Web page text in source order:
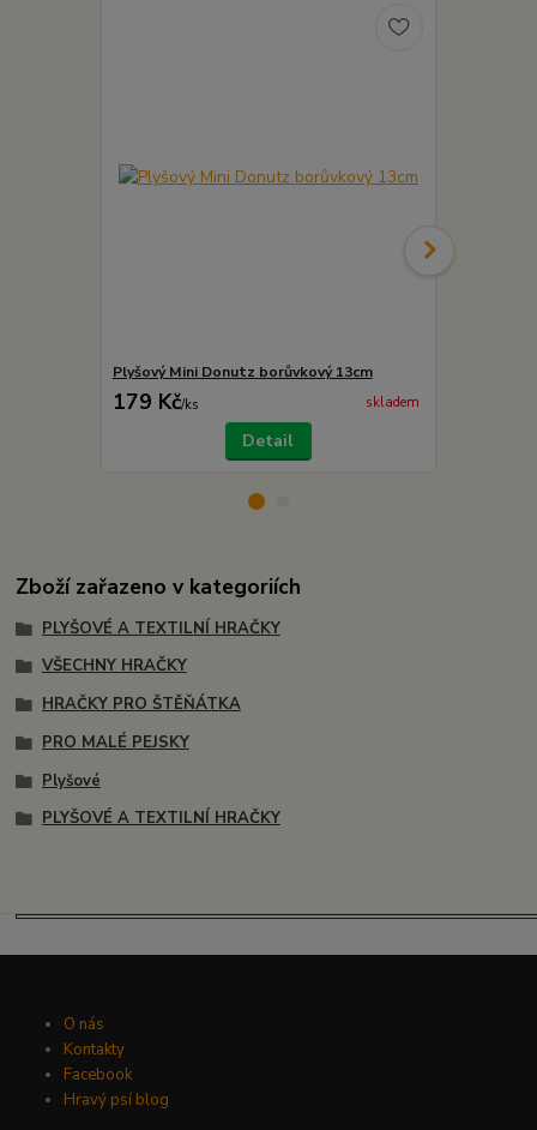
Plyšový Mini Donutz borůvkový 13cm
179 Kč/ks skladem
Detail
Zboží zařazeno v kategoriích
PLYŠOVÉ A TEXTILNÍ HRAČKY
VŠECHNY HRAČKY
HRAČKY PRO ŠTĚŇÁTKA
PRO MALÉ PEJSKY
Plyšové
PLYŠOVÉ A TEXTILNÍ HRAČKY
O nás
Kontakty
Facebook
Hravý psí blog